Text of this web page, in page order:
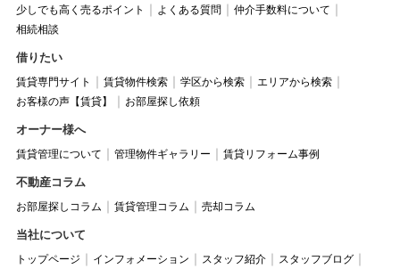
少しでも高く売るポイント
よくある質問
仲介手数料について
相続相談
借りたい
賃貸専門サイト 賃貸物件検索 学区から検索
エリアから検索
お客様の声【賃貸】
お部屋探し依頼
オーナー様へ
賃貸管理について 管理物件ギャラリー 賃貸リフォーム事例
不動産コラム
お部屋探しコラム 賃貸管理コラム 売却コラム
当社について
トップページ インフォメーション スタッフ紹介
スタッフブログ